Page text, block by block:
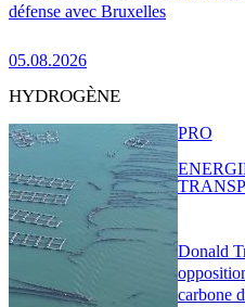
défense avec Bruxelles
05.08.2026
HYDROGÈNE
Donald
carbone
PRO